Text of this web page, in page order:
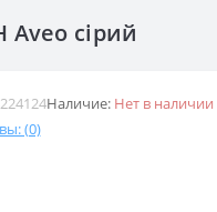
Aveo сірий
Наличие: Нет в наличии
(0)